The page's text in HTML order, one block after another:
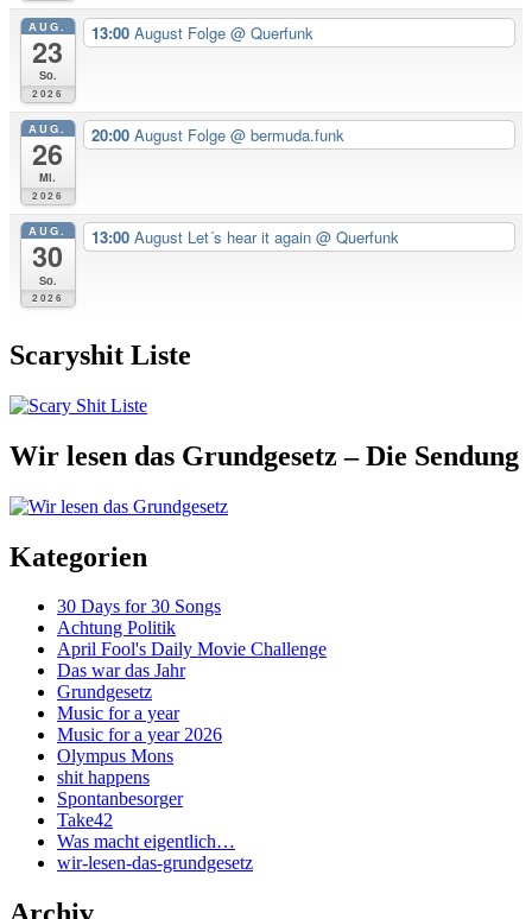
AUG.
23
So.
2026
13:00 August Folge @ Querfunk
AUG.
26
Mi.
2026
20:00 August Folge @ bermuda.funk
AUG.
30
So.
2026
13:00 August Let´s hear it again @ Querfunk
Scaryshit Liste
Wir lesen das Grundgesetz – Die Sendung
Kategorien
30 Days for 30 Songs
Achtung Politik
April Fool's Daily Movie Challenge
Das war das Jahr
Grundgesetz
Music for a year
Music for a year 2026
Olympus Mons
shit happens
Spontanbesorger
Take42
Was macht eigentlich…
wir-lesen-das-grundgesetz